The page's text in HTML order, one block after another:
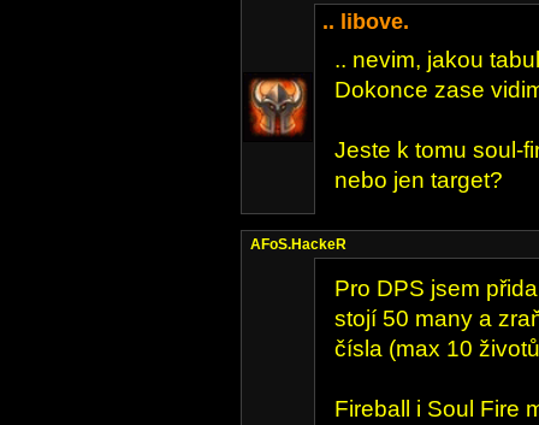
.. libove.
.. nevim, jakou
Dokonce zase
Jeste k tomu soul-
nebo jen target?
AFoS.HackeR
Pro DPS jsem
stojí 50 many a
čísla (max 10
Fireball i Soul Fire